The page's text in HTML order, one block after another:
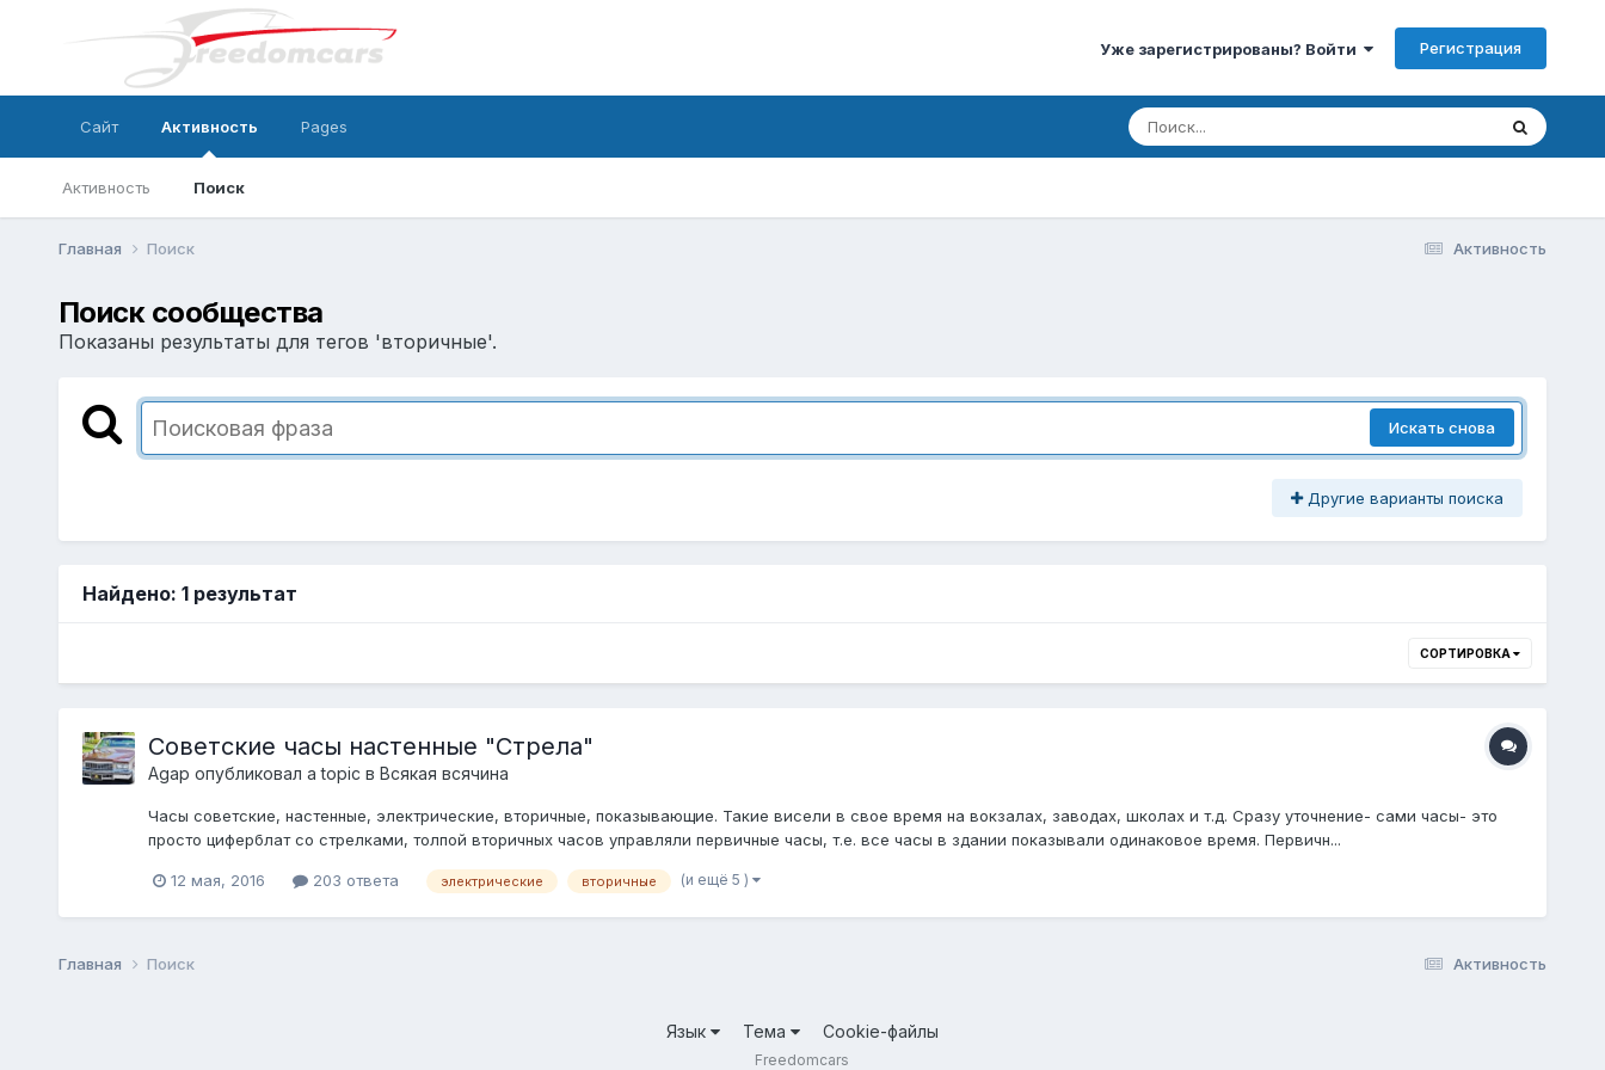
Уже зарегистрированы? Войти Регистрация
Сайт Активность
Активность Поиск
Pages
Активность
Главная Поиск
Поиск сообщества
Показаны результаты для тегов 'вторичные'.
Искать снова
Другие варианты поиска
Найдено: 1 результат
СОРТИРОВКА
Советские часы настенные "Стрела"
Agap опубликовал a topic в Всякая всячина
Часы советские, настенные, электрические, вторичные, показывающие. Такие висели в свое время на вокзалах, заводах, школах и т.д. Сразу уточнение- сами часы- это
просто циферблат со стрелками, толпой вторичных часов управляли первичные часы, т.е. все часы в здании показывали одинаковое время. Первичн...
12 мая, 2016 203 ответа электрические вторичные (и ещё 5 )
Активность
Главная Поиск
Язык Тема Cookie-файлы
Freedomcars